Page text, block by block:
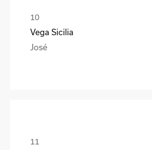
Vega Sicilia
José